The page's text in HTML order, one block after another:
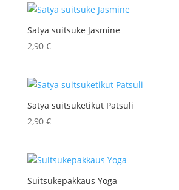
Satya suitsuke Jasmine
2,90 €
Satya suitsuketikut Patsuli
2,90 €
Suitsukepakkaus Yoga